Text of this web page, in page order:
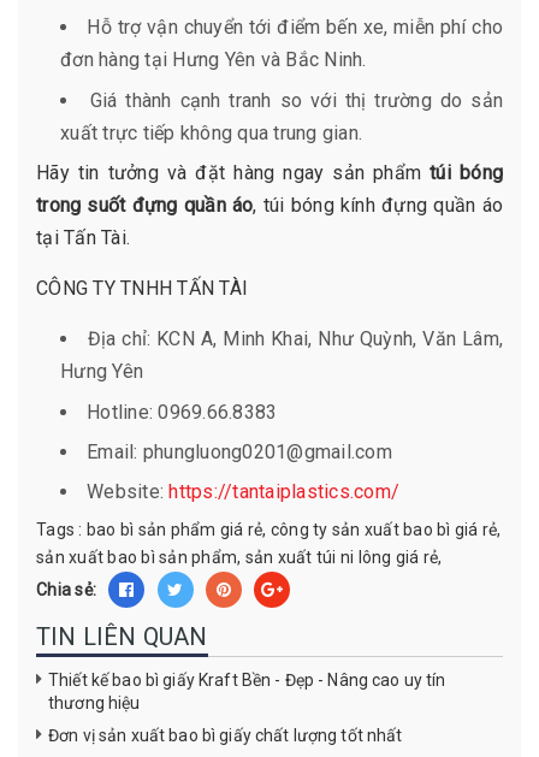
Hỗ trợ vận chuyển tới điểm bến xe, miễn phí cho
đơn hàng tại Hưng Yên và Bắc Ninh.
Giá thành cạnh tranh so với thị trường do sản
xuất trực tiếp không qua trung gian.
Hãy tin tưởng và đặt hàng ngay sản phẩmtúi bóng
trong suốt đựng quần áo, túi bóng kính đựng quần áo
tại Tấn Tài.
CÔNG TY TNHH TẤN TÀI
Địa chỉ: KCN A, Minh Khai, Như Quỳnh, Văn Lâm,
Hưng Yên
Hotline: 0969.66.8383
Email: phungluong0201@gmail.com
Website: https://tantaiplastics.com/
Tags : bao bì sản phẩm giá rẻ, công ty sản xuất bao bì giá rẻ,
sản xuất bao bì sản phẩm, sản xuất túi ni lông giá rẻ,
Chia sẻ:
TIN LIÊN QUAN
Thiết kế bao bì giấy Kraft Bền - Đẹp - Nâng cao uy tín
thương hiệu
Đơn vị sản xuất bao bì giấy chất lượng tốt nhất